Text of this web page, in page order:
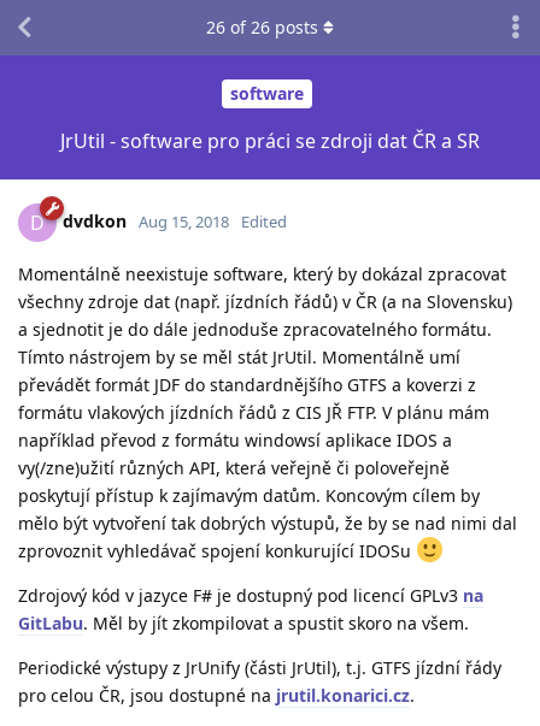
software
JrUtil - software pro práci se zdroji dat ČR a SR
26 of26 posts
D dvdkon Aug 15, 2018 Edited
Momentálně neexistuje software, který by dokázal zpracovat
všechny zdroje dat (např. jízdních řádů) v ČR (a na Slovensku)
a sjednotit je do dále jednoduše zpracovatelného formátu.
Tímto nástrojem by se měl stát JrUtil. Momentálně umí
převádět formát JDF do standardnějšího GTFS a koverzi z
formátu vlakových jízdních řádů z CIS JŘ FTP. V plánu mám
například převod z formátu windowsí aplikace IDOS a
vy(/zne)užití různých API, která veřejně či poloveřejně
poskytují přístup k zajímavým datům. Koncovým cílem by
mělo být vytvoření tak dobrých výstupů, že by se nad nimi dal
zprovoznit vyhledávač spojení konkurující IDOSu
Zdrojový kód v jazyce F# je dostupný pod licencí GPLv3 na
GitLabu. Měl by jít zkompilovat a spustit skoro na všem.
Periodické výstupy z JrUnify (části JrUtil), t.j. GTFS jízdní řády
pro celou ČR, jsou dostupné na jrutil.konarici.cz.